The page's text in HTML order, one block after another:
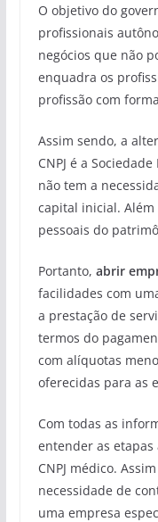
O objetivo do
profissionais
negócios que não
enquadra os
profissão com
Assim sendo, a
CNPJ é a
não tem a
capital inicial. Além
pessoais do
Portanto, abrir
facilidades com
a prestação de
termos do
com alíquotas
oferecidas para as
Com todas as
entender as
CNPJ médico.
necessidade de
uma empresa